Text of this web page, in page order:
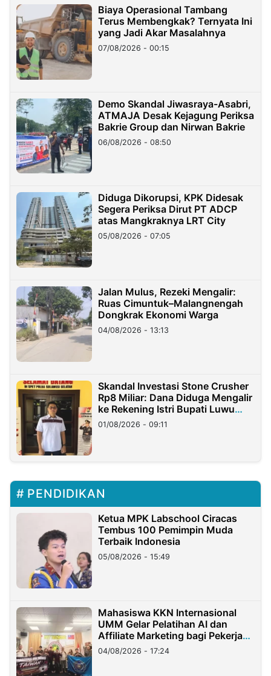
Biaya Operasional Tambang
Terus Membengkak? Ternyata Ini
yang Jadi Akar Masalahnya
07/08/2026 - 00:15
Demo Skandal Jiwasraya-Asabri,
ATMAJA Desak Kejagung Periksa
Bakrie Group dan Nirwan Bakrie
06/08/2026 - 08:50
Diduga Dikorupsi, KPK Didesak
Segera Periksa Dirut PT ADCP
atas Mangkraknya LRT City
05/08/2026 - 07:05
Jalan Mulus, Rezeki Mengalir:
Ruas Cimuntuk–Malangnengah
Dongkrak Ekonomi Warga
04/08/2026 - 13:13
Skandal Investasi Stone Crusher
Rp8 Miliar: Dana Diduga Mengalir
ke Rekening Istri Bupati Luwu
Timur
01/08/2026 - 09:11
PENDIDIKAN
Ketua MPK Labschool Ciracas
Tembus 100 Pemimpin Muda
Terbaik Indonesia
05/08/2026 - 15:49
Mahasiswa KKN Internasional
UMM Gelar Pelatihan AI dan
Affiliate Marketing bagi Pekerja
Migran Indonesia di Taiwan
04/08/2026 - 17:24